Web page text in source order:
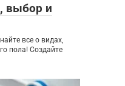
выбор и
все о видах,
пола! Создайте